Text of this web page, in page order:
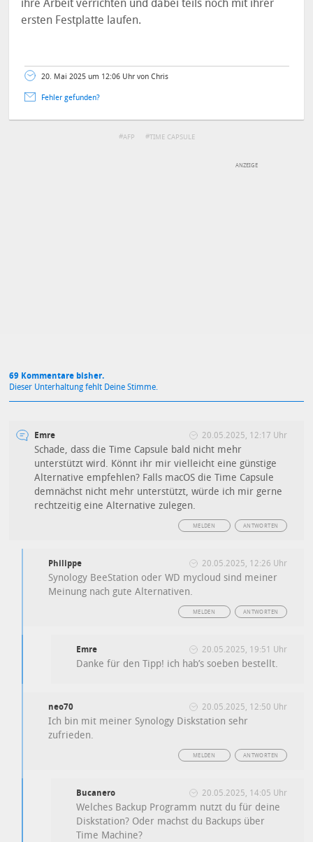
ihre Arbeit verrichten und dabei teils noch mit ihrer
ersten Festplatte laufen.
20. Mai 2025 um 12:06 Uhr von Chris
Fehler gefunden?
AFP TIME CAPSULE
69 Kommentare bisher.
Dieser Unterhaltung fehlt Deine Stimme.
Emre 20.05.2025, 12:17 Uhr
Schade, dass die Time Capsule bald nicht mehr
unterstützt wird. Könnt ihr mir vielleicht eine günstige
Alternative empfehlen? Falls macOS die Time Capsule
demnächst nicht mehr unterstützt, würde ich mir gerne
rechtzeitig eine Alternative zulegen.
ANTWORTEN
MELDEN
Philippe 20.05.2025, 12:26 Uhr
Synology BeeStation oder WD mycloud sind meiner
Meinung nach gute Alternativen.
ANTWORTEN
MELDEN
Emre 20.05.2025, 19:51 Uhr
Danke für den Tipp! ich hab’s soeben bestellt.
neo70 20.05.2025, 12:50 Uhr
Ich bin mit meiner Synology Diskstation sehr
zufrieden.
ANTWORTEN
MELDEN
Bucanero 20.05.2025, 14:05 Uhr
Welches Backup Programm nutzt du für deine
Diskstation? Oder machst du Backups über
Time Machine?